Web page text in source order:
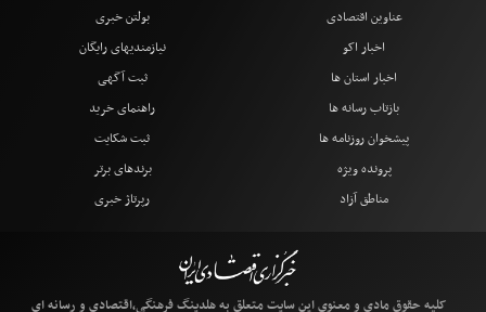
عناوین اقتصادی
اخبار اکو
اخبار استان ها
بازتاب رسانه ها
پیشخوان روزنامه ها
پرونده ویژه
مناطق آزاد
بولتن خبری
نیازمندیهای رایگان
ثبت آگهی
راهنمای خرید
ثبت شکایت
برندهای برتر
رپرتاژ خبری
کلیه حقوق مادی و معنوی این سایت متعلق به هلدینگ فرهنگی،اقتصادی و رسانه ای